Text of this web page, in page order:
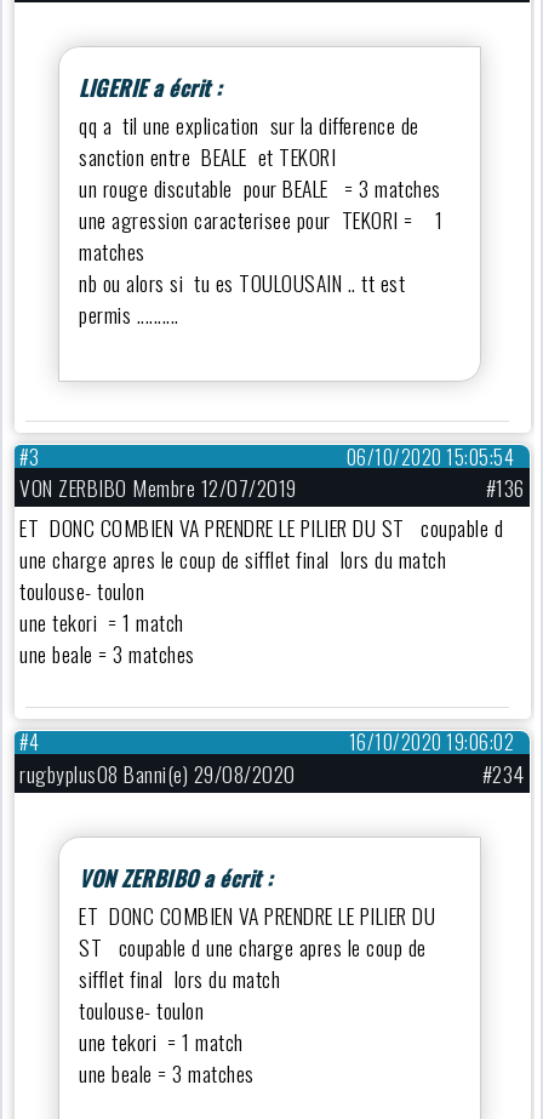
LIGERIE a écrit :
qq a til une explication sur la difference de
sanction entre BEALE et TEKORI
un rouge discutable pour BEALE = 3 matches
une agression caracterisee pour TEKORI = 1
matches
nb ou alors si tu es TOULOUSAIN .. tt est
permis ..........
06/10/2020 15:05:54
#3
VON ZERBIBO Membre 12/07/2019
#136
ET DONC COMBIEN VA PRENDRE LE PILIER DU ST coupable d
une charge apres le coup de sifflet final lors du match
toulouse- toulon
une tekori = 1 match
une beale = 3 matches
16/10/2020 19:06:02
#4
rugbyplus08 Banni(e) 29/08/2020 #234
VON ZERBIBO a écrit :
ET DONC COMBIEN VA PRENDRE LE PILIER DU
ST coupable d une charge apres le coup de
sifflet final lors du match
toulouse- toulon
une tekori = 1 match
une beale = 3 matches